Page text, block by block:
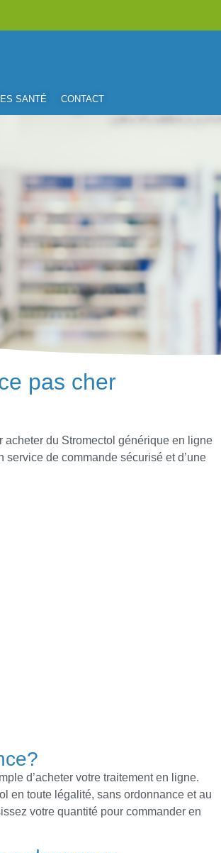
SANTÉ CONTACT
pas cher
du Stromectol générique en ligne
de commande sécurisé et d’une
d’acheter votre traitement en ligne.
en toute légalité, sans ordonnance et au
votre quantité pour commander en